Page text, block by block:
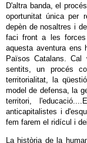
D'altra banda, el
oportunitat única per
depèn de nosaltres i
faci front a les
aquesta aventura ens
Països Catalans.
sentits, un procés
territorialitat, la
model de defensa, la
territori,
anticapitalistes i
fem farem el ridícul i
La història de la